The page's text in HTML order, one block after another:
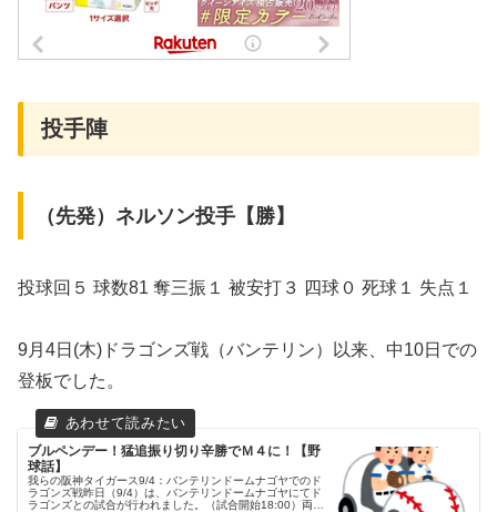
投手陣
（先発）ネルソン投手【勝】
投球回５ 球数81 奪三振１ 被安打３ 四球０ 死球１ 失点１
9月4日(木)ドラゴンズ戦（バンテリン）以来、中10日での
登板でした。
ブルペンデー！猛追振り切り辛勝でＭ４に！【野
球話】
我らの阪神タイガース9/4：バンテリンドームナゴヤでのド
ラゴンズ戦昨日（9/4）は、バンテリンドームナゴヤにてド
ラゴンズとの試合が行われました。（試合開始18:00）両チ